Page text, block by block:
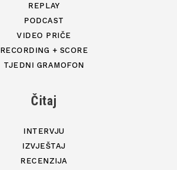
REPLAY
PODCAST
VIDEO PRIČE
RECORDING + SCORE
TJEDNI GRAMOFON
Čitaj
INTERVJU
IZVJEŠTAJ
RECENZIJA